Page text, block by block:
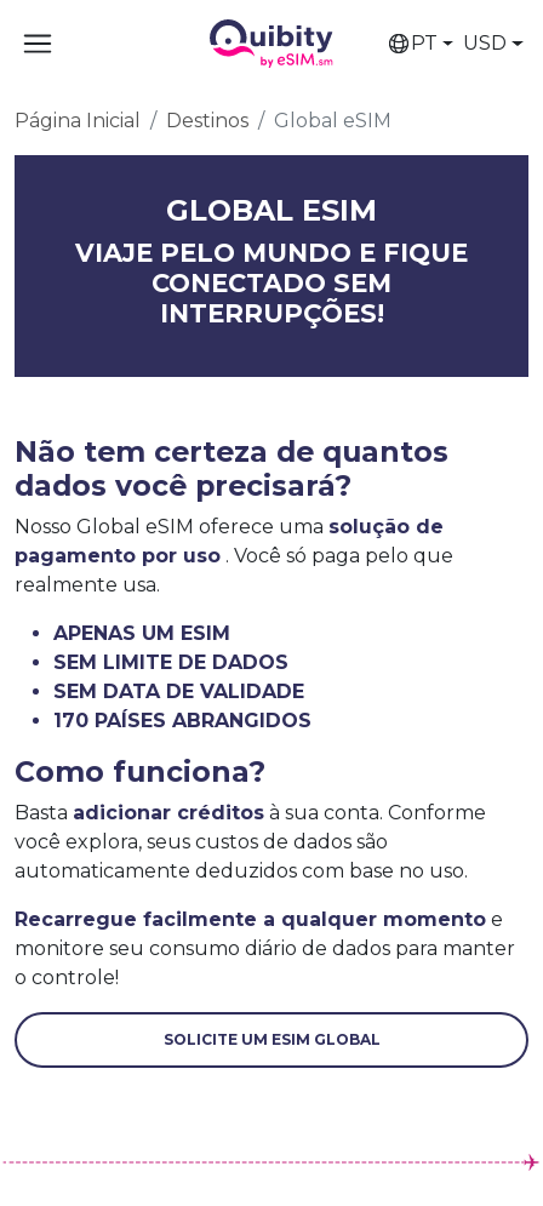
PT USD
Página Inicial Destinos Global eSIM
GLOBAL ESIM
VIAJE PELO MUNDO E FIQUE
CONECTADO SEM
INTERRUPÇÕES!
Não tem certeza de quantos
dados você precisará?
Nosso Global eSIM oferece uma solução de
pagamento por uso . Você só paga pelo que
realmente usa.
APENAS UM ESIM
SEM LIMITE DE DADOS
SEM DATA DE VALIDADE
170 PAÍSES ABRANGIDOS
Como funciona?
Basta adicionar créditos à sua conta. Conforme
você explora, seus custos de dados são
automaticamente deduzidos com base no uso.
Recarregue facilmente a qualquer momento e
monitore seu consumo diário de dados para manter
o controle!
SOLICITE UM ESIM GLOBAL